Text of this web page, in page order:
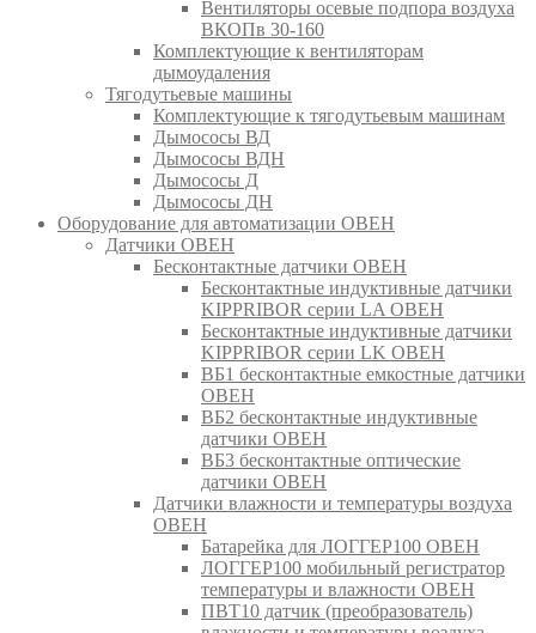
Вентиляторы осевые подпора воздуха
ВКОПв 30-160
Комплектующие к вентиляторам
дымоудаления
Тягодутьевые машины
Комплектующие к тягодутьевым машинам
Дымососы ВД
Дымососы ВДН
Дымососы Д
Дымососы ДН
Оборудование для автоматизации ОВЕН
Датчики ОВЕН
Бесконтактные датчики ОВЕН
Бесконтактные индуктивные датчики
KIPPRIBOR серии LA ОВЕН
Бесконтактные индуктивные датчики
KIPPRIBOR серии LK ОВЕН
ВБ1 бесконтактные емкостные датчики
ОВЕН
ВБ2 бесконтактные индуктивные
датчики ОВЕН
ВБ3 бесконтактные оптические
датчики ОВЕН
Датчики влажности и температуры воздуха
ОВЕН
Батарейка для ЛОГГЕР100 ОВЕН
ЛОГГЕР100 мобильный регистратор
температуры и влажности ОВЕН
ПВТ10 датчик (преобразователь)